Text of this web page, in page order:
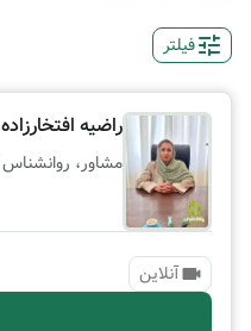
فیلتر
راضیه افتخارزاده
مشاور، روانشناس
آنلاین